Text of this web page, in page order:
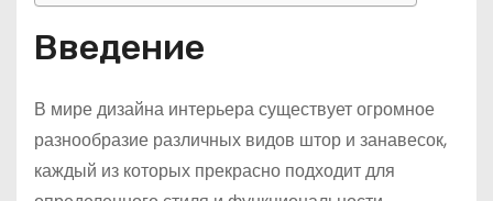
Введение
В мире дизайна интерьера существует огромное
разнообразие различных видов штор и занавесок,
каждый из которых прекрасно подходит для